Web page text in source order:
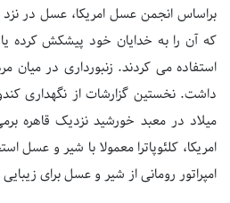
براساس انجمن عسل امریکا، عسل در
که آن را به خدایان خود پیشکش کرده
استفاده می کردند. زنبورداری در میان
میلاد در معبد خورشید نزدیک قاهره
امریکا، کلئوپاترا معمولا با شیر و
امپراتور رومانی از شیر و عسل برای